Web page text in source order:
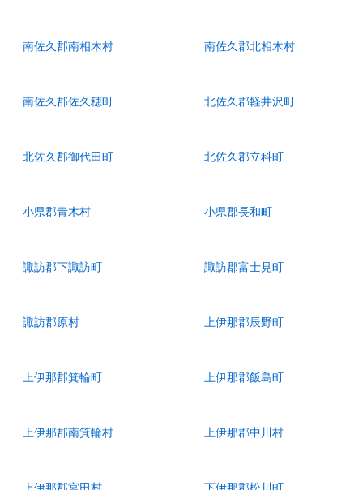
南佐久郡南相木村 南佐久郡北相木村
南佐久郡佐久穂町 北佐久郡軽井沢町
北佐久郡御代田町 北佐久郡立科町
小県郡青木村 小県郡長和町
諏訪郡下諏訪町 諏訪郡富士見町
諏訪郡原村 上伊那郡辰野町
上伊那郡箕輪町 上伊那郡飯島町
上伊那郡南箕輪村 上伊那郡中川村